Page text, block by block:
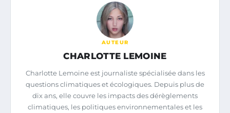
AUTEUR
CHARLOTTE LEMOINE
Charlotte Lemoine est journaliste spécialisée dans les
questions climatiques et écologiques. Depuis plus de
dix ans, elle couvre les impacts des dérèglements
climatiques, les politiques environnementales et les